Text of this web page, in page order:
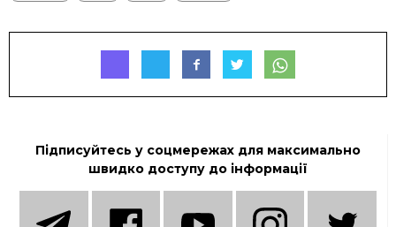
Підписуйтесь у соцмережах для максимально
швидко доступу до інформації